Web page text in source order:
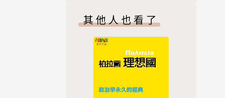
明白這
材；處
其他人也看了